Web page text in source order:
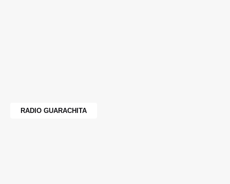
RADIO GUARACHITA